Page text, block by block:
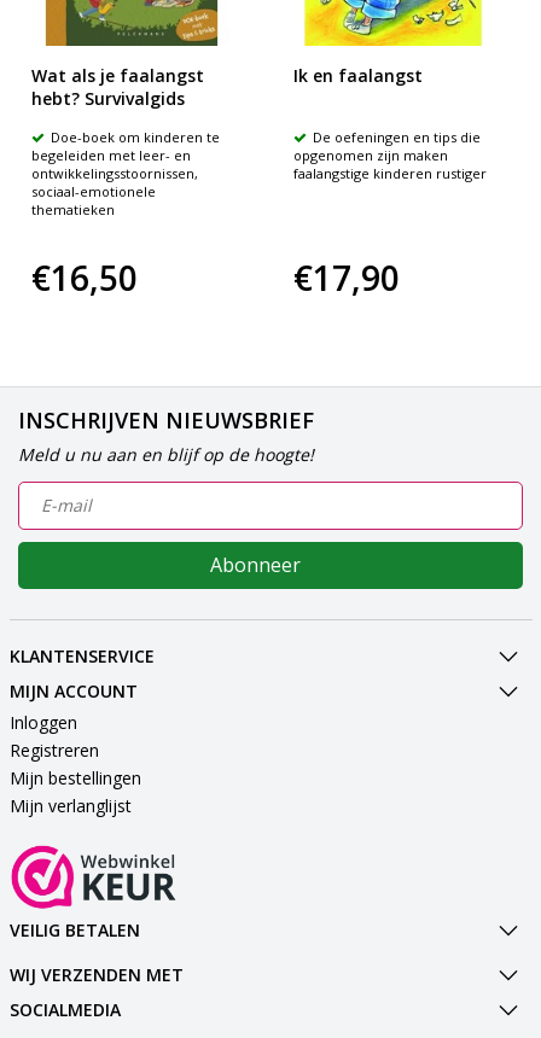
Wat als je faalangst
hebt? Survivalgids
Doe-boek om kinderen te
begeleiden met leer- en
ontwikkelingsstoornissen,
sociaal-emotionele
thematieken
€16,50
Ik en faalangst
De oefeningen en tips die
opgenomen zijn maken
faalangstige kinderen rustiger
€17,90
INSCHRIJVEN NIEUWSBRIEF
Meld u nu aan en blijf op de hoogte!
Abonneer
KLANTENSERVICE
MIJN ACCOUNT
Inloggen
Registreren
Mijn bestellingen
Mijn verlanglijst
VEILIG BETALEN
WIJ VERZENDEN MET
SOCIALMEDIA